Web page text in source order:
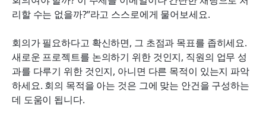
리할 수는 없을까?”라고 스스로에게 물어보세요.
회의가 필요하다고 확신하면, 그 초점과 목표를 좁히세요.
새로운 프로젝트를 논의하기 위한 것인지, 직원의 업무 성
과를 다루기 위한 것인지, 아니면 다른 목적이 있는지 파악
하세요. 회의 목적을 아는 것은 그에 맞는 안건을 구성하는
데 도움이 됩니다.